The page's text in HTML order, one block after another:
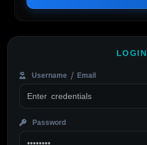
LOGIN
Username / Email
Password